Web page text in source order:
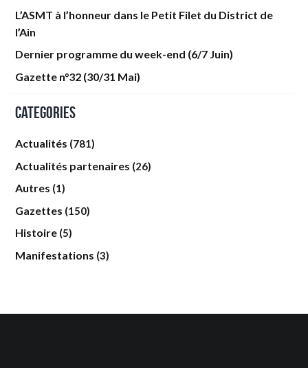
L’ASMT à l’honneur dans le Petit Filet du District de
l’Ain
Dernier programme du week-end (6/7 Juin)
Gazette n°32 (30/31 Mai)
Categories
Actualités (781)
Actualités partenaires (26)
Autres (1)
Gazettes (150)
Histoire (5)
Manifestations (3)